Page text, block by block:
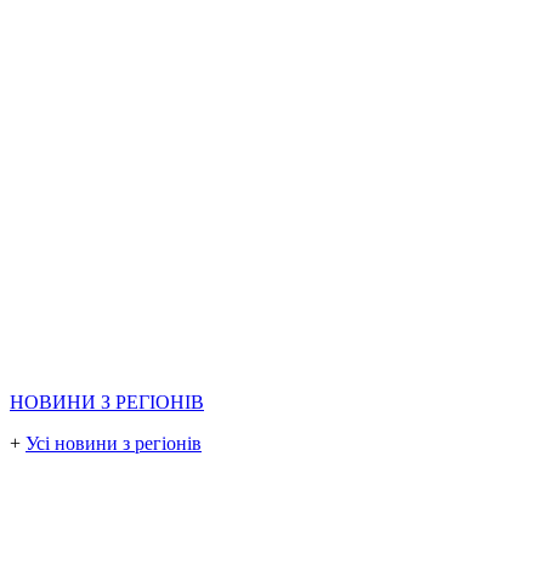
НОВИНИ З РЕГІОНІВ
+ Усі новини з регіонів